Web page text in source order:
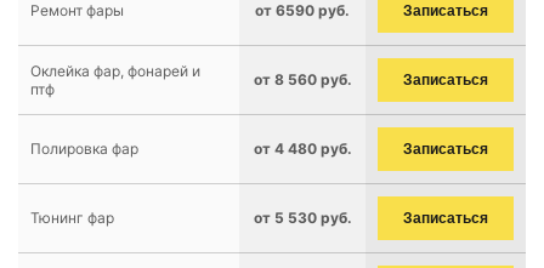
Ремонт фары от 6590 руб. Записаться
Оклейка фар, фонарей и
птф
от 8 560 руб. Записаться
Полировка фар от 4 480 руб. Записаться
Тюнинг фар от 5 530 руб. Записаться